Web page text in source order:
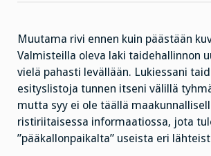
Muutama rivi ennen kuin päästään
Valmisteilla oleva laki taidehallinnon
vielä pahasti levällään. Lukiessani
esityslistoja tunnen itseni välillä
mutta syy ei ole täällä
ristiriitaisessa informaatiossa, jota
”pääkallonpaikalta” useista eri